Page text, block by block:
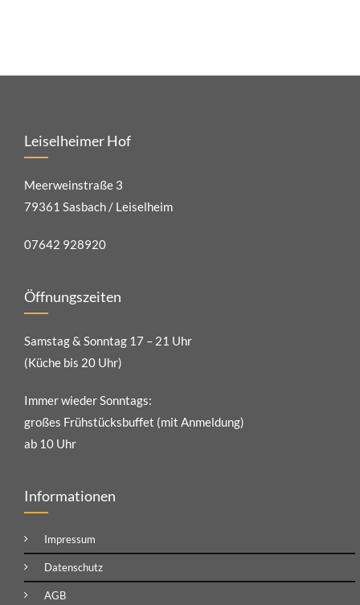
Leiselheimer Hof
Meerweinstraße 3
79361 Sasbach / Leiselheim
07642 928920
Öffnungszeiten
Samstag & Sonntag 17 – 21 Uhr
(Küche bis 20 Uhr)
Immer wieder Sonntags:
großes Frühstücksbuffet (mit Anmeldung)
ab 10 Uhr
Informationen
Impressum
Datenschutz
AGB